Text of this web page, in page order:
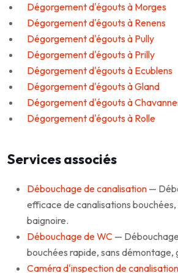
Dégorgement d'égouts à Morges
Dégorgement d'égouts à Renens
Dégorgement d'égouts à Pully
Dégorgement d'égouts à Prilly
Dégorgement d'égouts à Ecublens
Dégorgement d'égouts à Gland
Dégorgement d'égouts à
Dégorgement d'égouts à Rolle
Services associés
Débouchage de canalisation —
efficace de canalisations
baignoire.
Débouchage de WC —
bouchées rapide, sans
Caméra d'inspection de canalisation